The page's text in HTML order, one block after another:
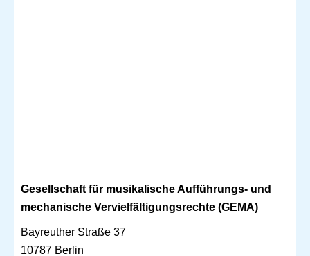
Gesellschaft für musikalische Aufführungs- und
mechanische Vervielfältigungsrechte (GEMA)
Bayreuther Straße 37
10787 Berlin